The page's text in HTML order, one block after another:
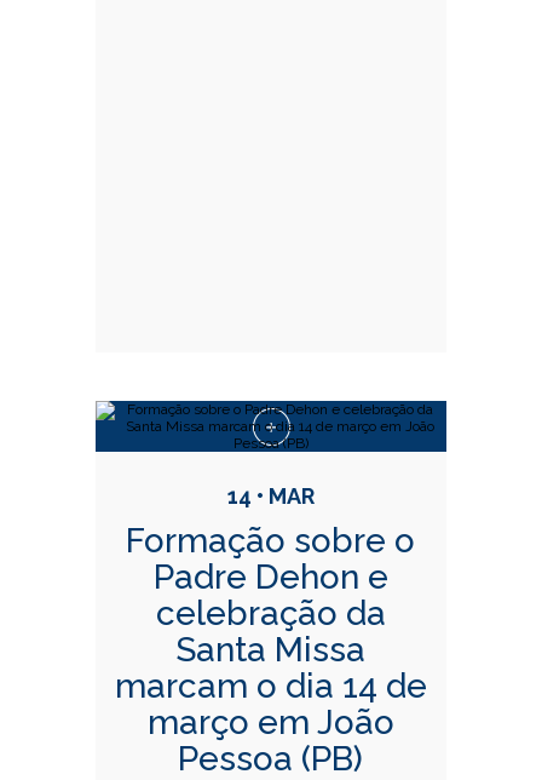
14 • MAR
Formação sobre o
Padre Dehon e
celebração da
Santa Missa
marcam o dia 14 de
março em João
Pessoa (PB)